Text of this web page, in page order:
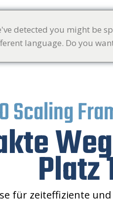
detected you might be
language. Do you
Scaling
Platz
für zeiteffiziente